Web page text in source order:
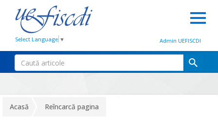
Select Language ▼ Admin UEFISCDI
Acasă Reîncarcă pagina